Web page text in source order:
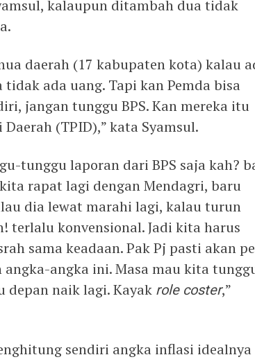
kalaupun ditambah dua tidak
daerah (17 kabupaten kota) kalau
ada uang. Tapi kan Pemda bisa
jangan tunggu BPS. Kan mereka itu
(TPID),” kata Syamsul.
tunggu laporan dari BPS saja kah?
rapat lagi dengan Mendagri, baru
dia lewat marahi lagi, kalau turun
terlalu konvensional. Jadi kita harus
sama keadaan. Pak Pj pasti akan
angka ini. Masa mau kita
naik lagi. Kayak role coster,”
sendiri angka inflasi idealnya